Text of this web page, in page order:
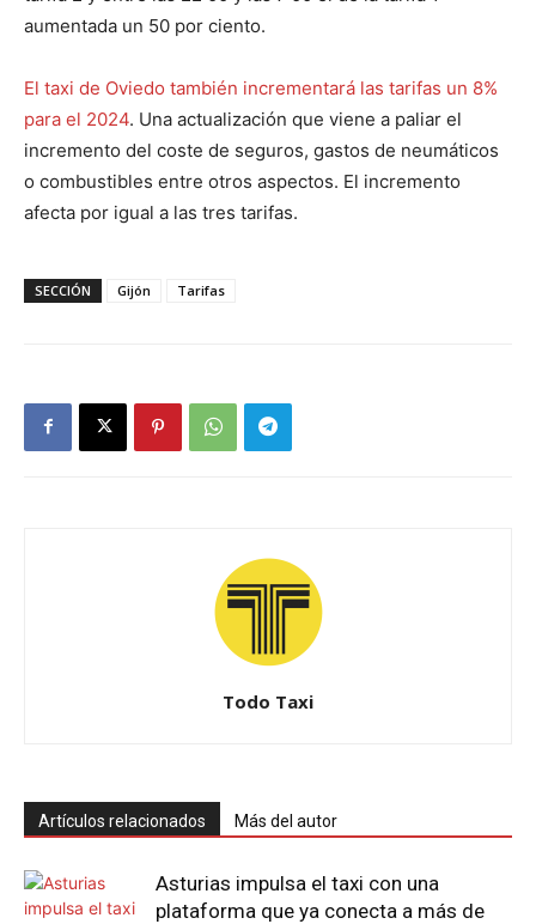
aumentada un 50 por ciento.
El taxi de Oviedo también incrementará las tarifas un 8%
para el 2024. Una actualización que viene a paliar el
incremento del coste de seguros, gastos de neumáticos
o combustibles entre otros aspectos. El incremento
afecta por igual a las tres tarifas.
SECCIÓN Gijón Tarifas
Todo Taxi
Artículos relacionados Más del autor
Asturias impulsa el taxi con una
plataforma que ya conecta a más de